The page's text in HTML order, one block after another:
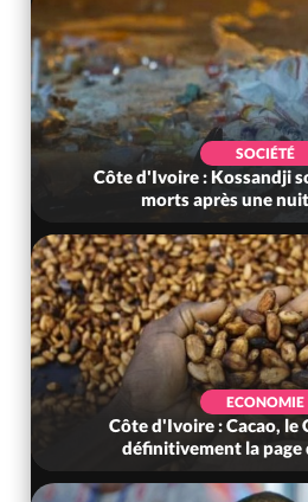
SOCIÉTÉ
Côte d'Ivoire : Kossandji
morts après une
ECONOMIE
Côte d'Ivoire : Cacao, le
définitivement la page